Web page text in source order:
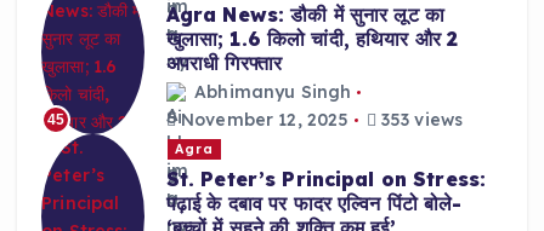
45
Agra News: डौकी में सुनार लूट का
खुलासा; 1.6 किलो चांदी, हथियार और 2
अपराधी गिरफ्तार
Abhimanyu Singh
November 12, 2025
353 views
Agra
St. Peter’s Principal on Stress:
पढ़ाई के दबाव पर फादर एल्विन पिंटो बोले-